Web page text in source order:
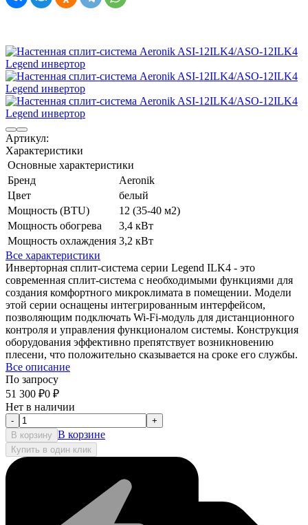
Артикул:
Характеристики
Основные характеристики
Бренд
Aeronik
Цвет
белый
Мощность (BTU)
12 (35-40 м2)
Мощность обогрева
3,4 кВт
Мощность охлаждения 3,2 кВт
Все характеристики
Инверторная сплит-система серии Legend ILK4 - это
современная сплит-система с необходимыми функциями для
создания комфортного микроклимата в помещении. Модели
этой серии оснащены интегрированным интерфейсом,
позволяющим подключать Wi-Fi-модуль для дистанционного
контроля и управления функционалом системы. Конструкция
оборудования эффективно препятствует возникновению
плесени, что положительно сказывается на сроке его службы.
Все описание
По запросу
51 300 ₽0 ₽
Нет в наличии
-
+
В корзину В корзине
Купить в один клик